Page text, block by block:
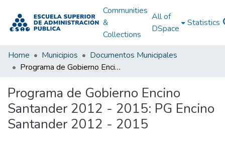
Communities
&
Collections
All of
DSpace
Statistics
Home Municipios
Documentos Municipales
Programa de Gobierno Encino Santander 2012 - 2015: PG Encino Santander 2012 - 2015
Programa de Gobierno Encino
Santander 2012 - 2015: PG Encino
Santander 2012 - 2015